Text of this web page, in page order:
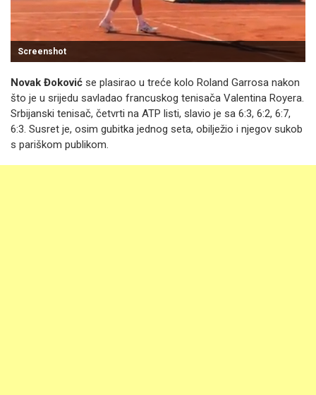
Screenshot
Novak Đoković se plasirao u treće kolo Roland Garrosa nakon
što je u srijedu savladao francuskog tenisača Valentina Royera.
Srbijanski tenisač, četvrti na ATP listi, slavio je sa 6:3, 6:2, 6:7,
6:3. Susret je, osim gubitka jednog seta, obilježio i njegov sukob
s pariškom publikom.